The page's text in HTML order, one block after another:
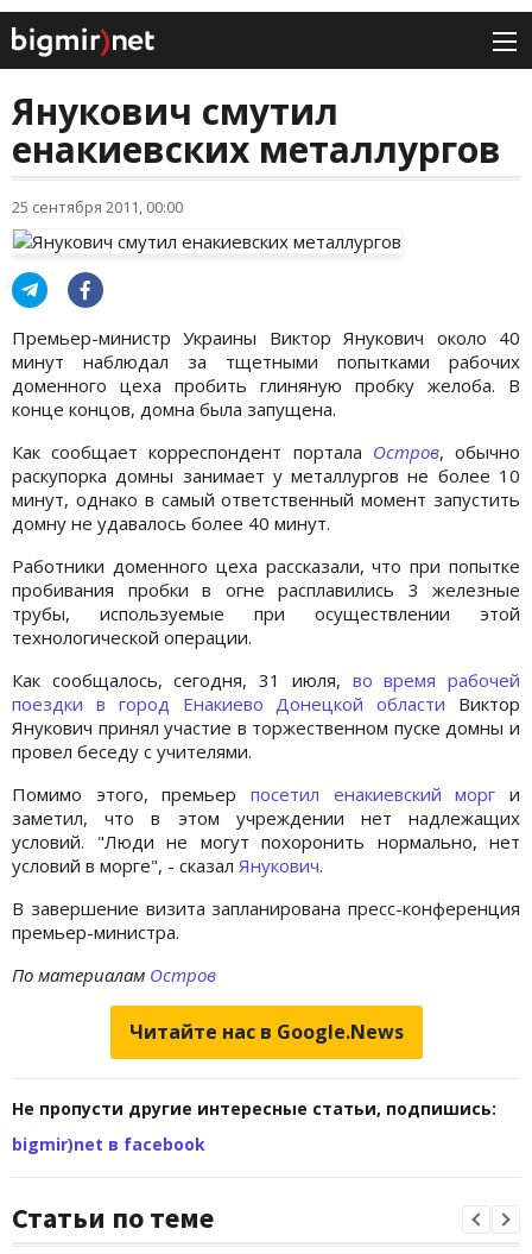
Янукович смутил
енакиевских металлургов
25 сентября 2011, 00:00
Премьер-министр Украины Виктор Янукович около 40
минут наблюдал за тщетными попытками рабочих
доменного цеха пробить глиняную пробку желоба. В
конце концов, домна была запущена.
Как сообщает корреспондент портала Остров, обычно
раскупорка домны занимает у металлургов не более 10
минут, однако в самый ответственный момент запустить
домну не удавалось более 40 минут.
Работники доменного цеха рассказали, что при попытке
пробивания пробки в огне расплавились 3 железные
трубы, используемые при осуществлении этой
технологической операции.
Как сообщалось, сегодня, 31 июля, во время рабочей
поездки в город Енакиево Донецкой области Виктор
Янукович принял участие в торжественном пуске домны и
провел беседу с учителями.
Помимо этого, премьер посетил енакиевский морг и
заметил, что в этом учреждении нет надлежащих
условий. "Люди не могут похоронить нормально, нет
условий в морге", - сказал Янукович.
В завершение визита запланирована пресс-конференция
премьер-министра.
По материалам Остров
Читайте нас в Google.News
Не пропусти другие интересные статьи, подпишись:
bigmir)net в facebook
Статьи по теме